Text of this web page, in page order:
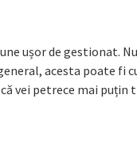
ușor de gestionat. Nu
acesta poate fi
vei petrece mai puțin